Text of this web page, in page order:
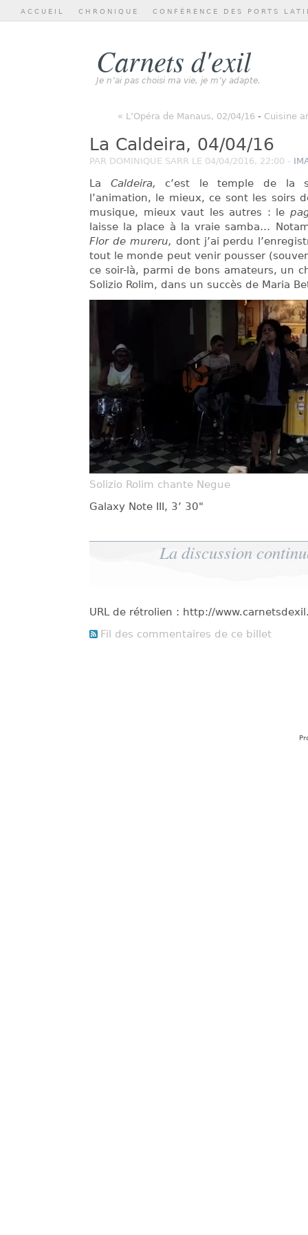
Carnets d'exil
Je n’ai pas choisi ma vie, je m’y adapte.
ACCUEIL CHRONIQUE CONFÉRENCE DES PORTS
« L’Opéra de Manaus, 02/04/16 - Cuisine
La Caldeira, 04/04/16
PAR DOMINIQUE SARR LE 04/04/2016, 22:00 -
La Caldeira, c’est le temple de la
l’animation, le mieux, ce sont les soirs
musique, mieux vaut les autres : le
laisse la place à la vraie samba…
Flor de mureru, dont j’ai perdu
tout le monde peut venir pousser
ce soir-là, parmi de bons amateurs, un
Solizio Rolim, dans un succès de Maria
Solizio Rolim chante Negue
Galaxy Note III, 3’ 30"
La discussion
URL de rétrolien : http://
Fil des commentaires de ce billet